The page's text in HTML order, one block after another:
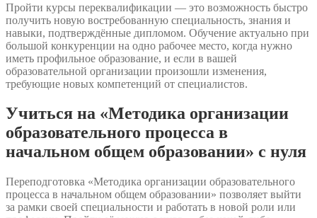
Пройти курсы переквалификации — это возможность быстро
получить новую востребованную специальность, знания и
навыки, подтверждённые дипломом. Обучение актуально при
большой конкуренции на одно рабочее место, когда нужно
иметь профильное образование, и если в вашей
образовательной организации произошли изменения,
требующие новых компетенций от специалистов.
Учиться на «Методика организации
образовательного процесса в
начальном общем образовании» с нуля
Переподготовка «Методика организации образовательного
процесса в начальном общем образовании» позволяет выйти
за рамки своей специальности и работать в новой роли или